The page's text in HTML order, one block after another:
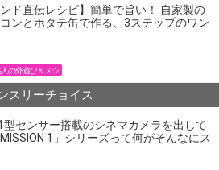
ンド直伝レシピ】簡単で旨い！ 自家製の
ンとホタテ缶で作る、3ステップのワン
の外遊び＆メシ
スリーチョイス
型センサー搭載のシネマカメラを出して
1」シリーズって何がそんなにス